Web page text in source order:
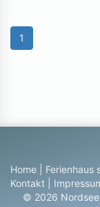
1
Home Ferienhaus
Kontakt
© 2026 Nordsee